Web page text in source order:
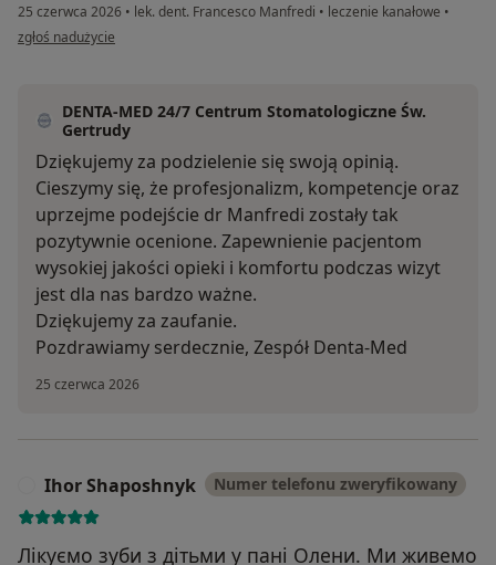
25 czerwca 2026 • lek. dent. Francesco Manfredi • leczenie kanałowe •
w opinii użytkownika IWD
zgłoś nadużycie
DENTA-MED 24/7 Centrum Stomatologiczne Św.
Gertrudy
Dziękujemy za podzielenie się swoją opinią.
Cieszymy się, że profesjonalizm, kompetencje oraz
uprzejme podejście dr Manfredi zostały tak
pozytywnie ocenione. Zapewnienie pacjentom
wysokiej jakości opieki i komfortu podczas wizyt
jest dla nas bardzo ważne.
Dziękujemy za zaufanie.
Pozdrawiamy serdecznie, Zespół Denta-Med
25 czerwca 2026
Ihor Shaposhnyk Numer telefonu zweryfikowany
Лікуємо зуби з дітьми у пані Олени. Ми живемо